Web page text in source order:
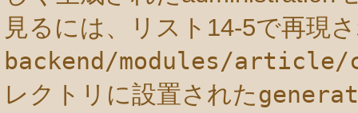
見るには、リスト14-5で再現
backend/modules/
レクトリに設置された